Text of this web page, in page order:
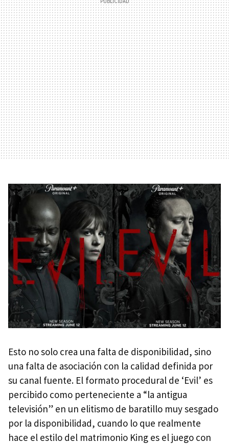
Esto no solo crea una falta de disponibilidad, sino
una falta de asociación con la calidad definida por
su canal fuente. El formato procedural de ‘Evil’ es
percibido como perteneciente a “la antigua
televisión” en un elitismo de baratillo muy sesgado
por la disponibilidad, cuando lo que realmente
hace el estilo del matrimonio King es el juego con